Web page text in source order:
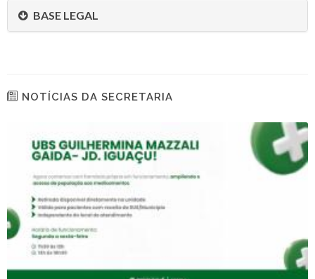
BASE LEGAL
NOTÍCIAS DA SECRETARIA